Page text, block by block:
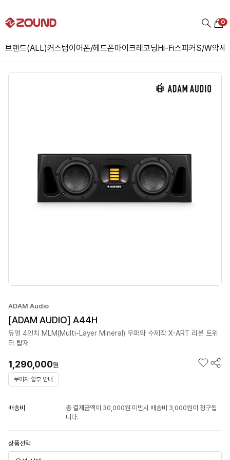
브랜드(ALL)커스텀이어폰/헤드폰마이크레코딩Hi-Fi스피커S/W악세
0
ADAM Audio
[ADAM AUDIO] A44H
듀얼 4인치 MLM(Multi-Layer Mineral) 우퍼와 수제작 X-ART 리본 트위
터 탑재
1,290,000원
무이자 할부 안내
배송비
총 결제금액이 30,000원 미만시 배송비 3,000원이 청구됩
니다.
상품선택